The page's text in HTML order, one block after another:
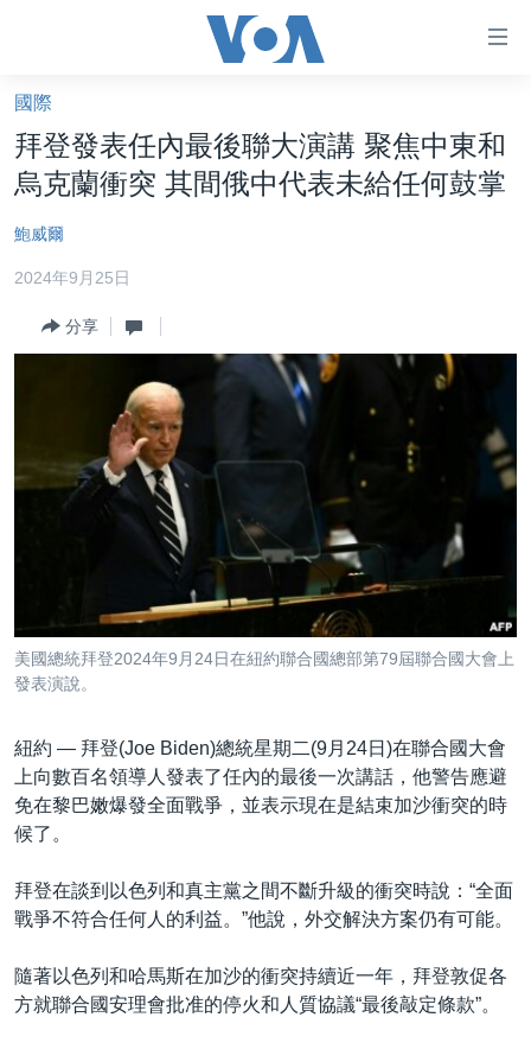
礙
鏈
接
跳
轉
內
跳
美國大選2024
海外港人
美國
視頻
每日視頻新聞
美國專訊
視頻存檔
音頻
新聞音頻
海外港人
美國透視
廣播節目表
國語
關注我們
其他語言網站
國際
拜登發表任內最後聯大演講 聚焦中東和
烏克蘭衝突 其間俄中代表未給任何鼓掌
鮑威爾
2024年9月25日
分享
美國總統拜登2024年9月24日在紐約聯合國總部第79屆聯合國大會上
發表演說。
紐約 — 拜登(Joe Biden)總統星期二(9月24日)在聯合國大會
上向數百名領導人發表了任內的最後一次講話，他警告應避
免在黎巴嫩爆發全面戰爭，並表示現在是結束加沙衝突的時
候了。
拜登在談到以色列和真主黨之間不斷升級的衝突時說：“全面
戰爭不符合任何人的利益。”他說，外交解決方案仍有可能。
隨著以色列和哈馬斯在加沙的衝突持續近一年，拜登敦促各
方就聯合國安理會批准的停火和人質協議“最後敲定條款”。